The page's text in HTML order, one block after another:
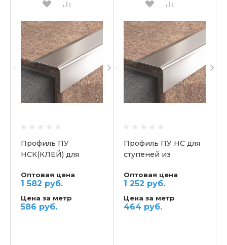
Профиль ПУ
НСК(КЛЕЙ) для
нержавеющей стали
430
Оптовая цена
1 582 руб.
Цена за метр
586 руб.
Профиль ПУ НС для
ступеней из
430
Оптовая цена
1 252 руб.
Цена за метр
464 руб.